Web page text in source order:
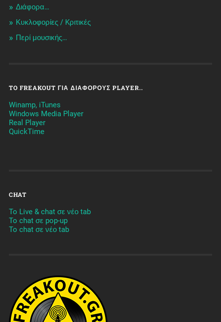
Διάφορα…
Κυκλοφορίες / Kριτικές
Περί μουσικής…
TO FREAKOUT ΓΙΑ ΔΙΆΦΟΡΟΥΣ PLAYER..
Winamp, iTunes
Windows Media Player
Real Player
QuickTime
CHAT
To Live & chat σε νέο tab
To chat σε pop-up
To chat σε νέο tab